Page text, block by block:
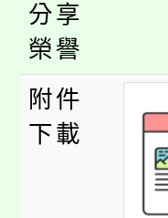
分享
榮譽
附件
下載